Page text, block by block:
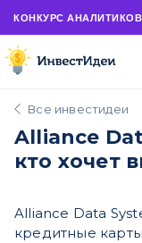
КОНКУРС АНАЛИТИКОВ
Все инвестидеи
Alliance
кто хочет
Alliance Data
кредитные